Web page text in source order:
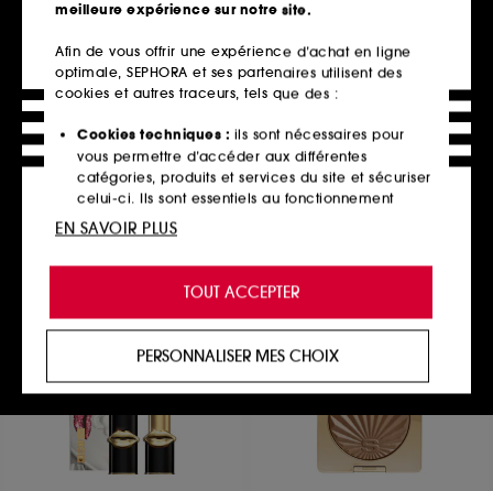
CHARLOTTE TILBURY
Beautiful Skin Radiant
Concealer
Anti-cernes lumineux
206
39,90€
13 teintes disponibles
CHARLOTTE TILBURY
Powder et Sculpt Brush
38
45,00€
meilleure expérience sur notre site.
Afin de vous offrir une expérience d’achat en ligne
optimale, SEPHORA et ses partenaires utilisent des
cookies et autres traceurs, tels que des :
Cookies techniques : ils sont nécessaires pour
vous permettre d’accéder aux différentes
catégories, produits et services du site et sécuriser
celui-ci. Ils sont essentiels au fonctionnement
technique du site et ne peuvent être désactivés.
de vous offrir une expérience enrichie et
personnalisée en vous recommandant des
produits, des services et des contenus qui
proposer des offres promotionnelles adaptées à
votre profil.
Cookies réseaux sociaux et publicité :ils sont
utilisés pour vous présenter du contenu susceptible
de vous plaire via des publicités, y compris sur des
TOUT ACCEPTER
PERSONNALISER MES CHOIX
EN SAVOIR PLUS